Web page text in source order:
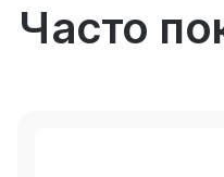
Часто